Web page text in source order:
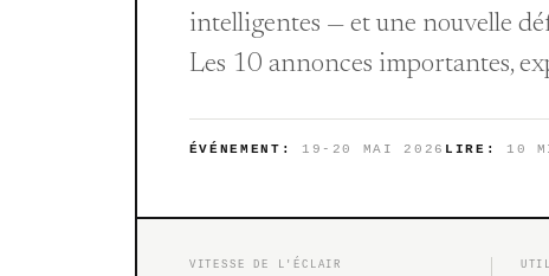
intelligentes — et une nouvelle
Les 10 annonces importantes,
ÉVÉNEMENT: 19-20 MAI 2026 LIRE: 10
VITESSE DE L'ÉCLAIR